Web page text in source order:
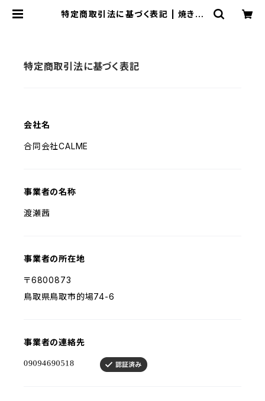
特定商取引法に基づく表記 | 焼き菓
特定商取引法に基づく表記
会社名
合同会社CALME
事業者の名称
渡瀬茜
事業者の所在地
〒6800873
鳥取県鳥取市的場74-6
事業者の連絡先